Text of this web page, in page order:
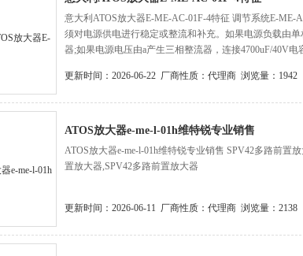
意大利ATOS放大器E-ME-AC-01F-4特征 调节系统E-ME-
须对电源供电进行稳定或整流和补充。如果电源负载由
器;如果电源电压由a产生三相整流器，连接4700uF/40V电
更新时间：2026-06-22 厂商性质：代理商 浏览量：1942
ATOS放大器e-me-l-01h维特锐专业销售
ATOS放大器e-me-l-01h维特锐专业销售 SPV42多路前置
置放大器,SPV42多路前置放大器
更新时间：2026-06-11 厂商性质：代理商 浏览量：2138